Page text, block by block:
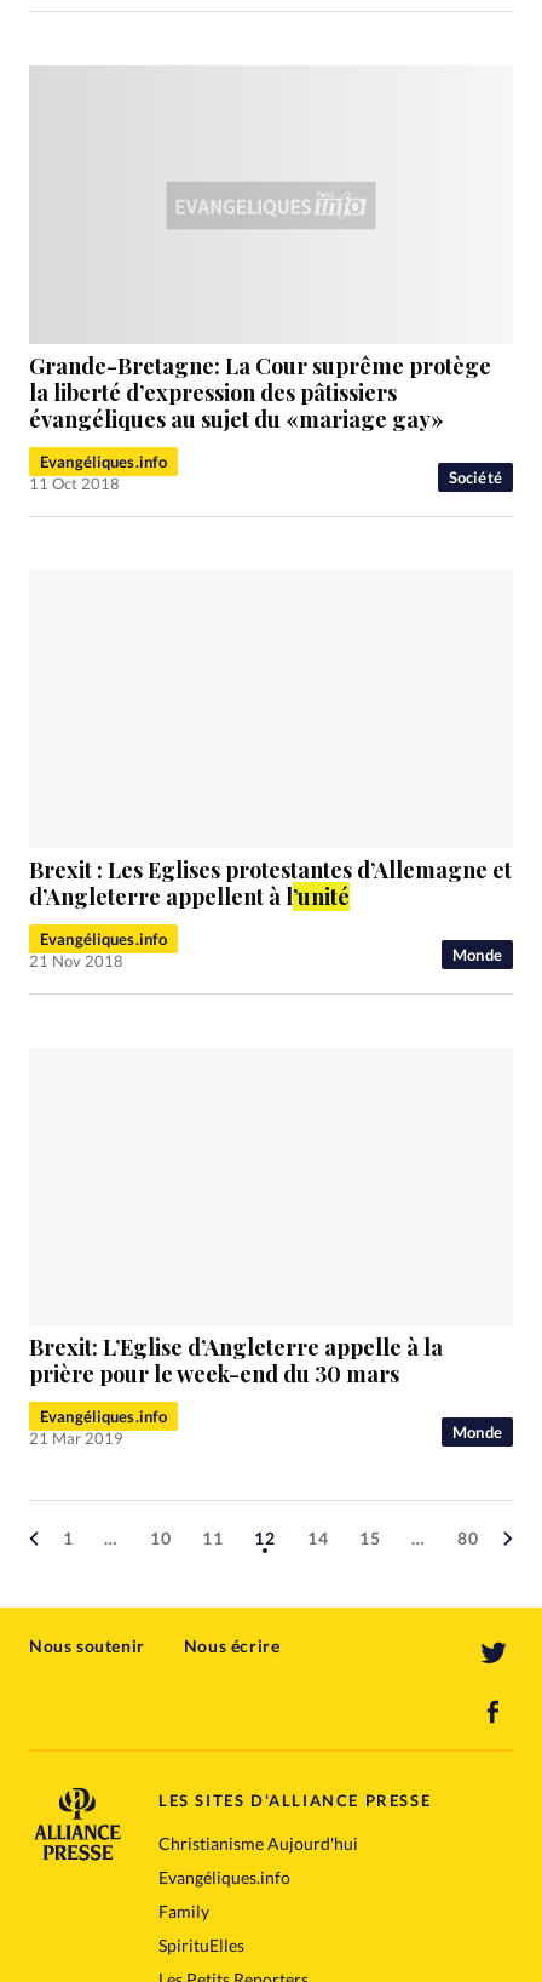
Société
Grande-Bretagne: La Cour suprême protège
la liberté d’expression des pâtissiers
évangéliques au sujet du «mariage gay»
Evangéliques.info
11 Oct 2018
Monde
Brexit : Les Eglises protestantes d’Allemagne et
d’Angleterre appellent à l’unité
Evangéliques.info
21 Nov 2018
Monde
Brexit: L’Eglise d’Angleterre appelle à la
prière pour le week-end du 30 mars
Evangéliques.info
21 Mar 2019
1 … 10 11 12 14 15 … 80
Nous soutenir Nous écrire
LES SITES D'ALLIANCE PRESSE
Christianisme Aujourd'hui
Evangéliques.info
Family
SpirituElles